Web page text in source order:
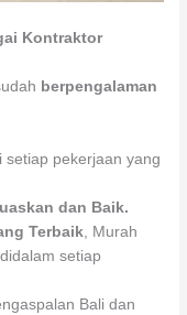
Kontraktor
berpengalaman
setiap pekerjaan yang
dan Baik.
Terbaik, Murah
setiap
Bali dan